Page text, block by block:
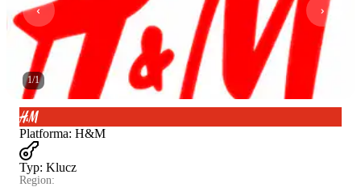
1/1
Platforma: H&M
Typ: Klucz
Region: